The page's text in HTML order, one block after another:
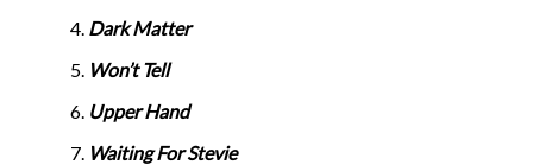
Dark Matter
Won’t Tell
Upper Hand
Waiting For Stevie